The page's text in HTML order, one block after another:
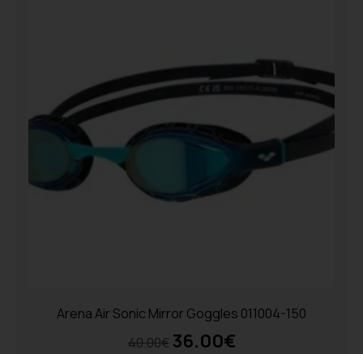
Arena Air Sonic Mirror Goggles 011004-150
40.00€ 36.00€